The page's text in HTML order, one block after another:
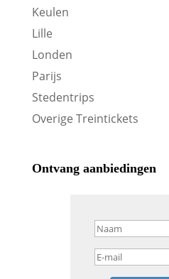
Keulen
Lille
Londen
Parijs
Stedentrips
Overige Treintickets
Ontvang aanbiedingen